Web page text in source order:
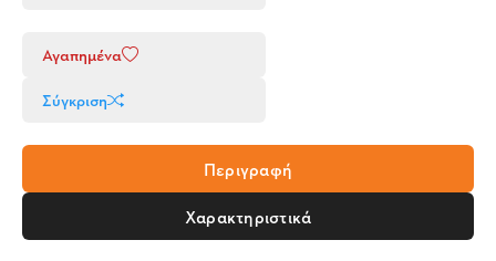
Αγαπημένα
Σύγκριση
Περιγραφή
Χαρακτηριστικά